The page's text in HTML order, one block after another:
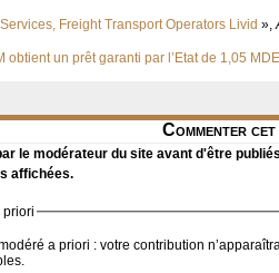
Freight Transport Operators Livid »,
obtient un prêt garanti par l’Etat de 1,05 MDE
Commenter
le modérateur du site avant d'être
affichées.
priori
a priori : votre contribution